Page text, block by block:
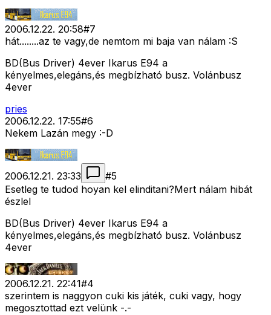
2006.12.22. 20:58#7
hát........az te vagy,de nemtom mi baja van nálam :S
BD(Bus Driver) 4ever Ikarus E94 a
kényelmes,elegáns,és megbízható busz. Volánbusz
4ever
pries
2006.12.22. 17:55#6
Nekem Lazán megy :-D
2006.12.21. 23:33 #5
Esetleg te tudod hoyan kel elinditani?Mert nálam hibát
észlel
BD(Bus Driver) 4ever Ikarus E94 a
kényelmes,elegáns,és megbízható busz. Volánbusz
4ever
2006.12.21. 22:41#4
szerintem is naggyon cuki kis játék, cuki vagy, hogy
megosztottad ezt velünk -.-